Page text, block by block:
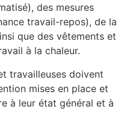
des mesures
travail-repos), de la
que des vêtements et
à la chaleur.
travailleuses doivent
mises en place et
à leur état général et à